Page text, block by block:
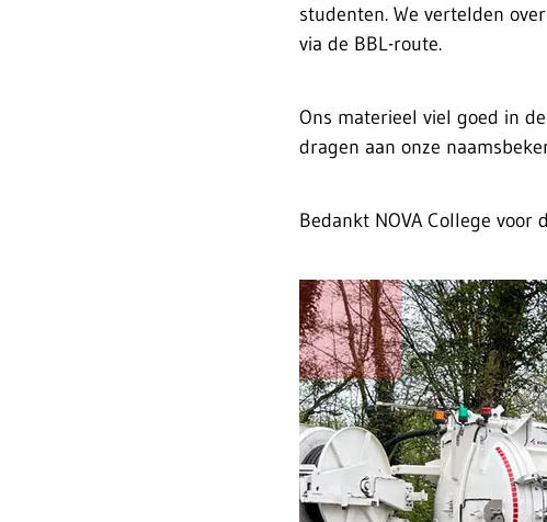
studenten. We vertelden
via de BBL-route.
Ons materieel viel goed in
dragen aan onze
Bedankt NOVA College voor